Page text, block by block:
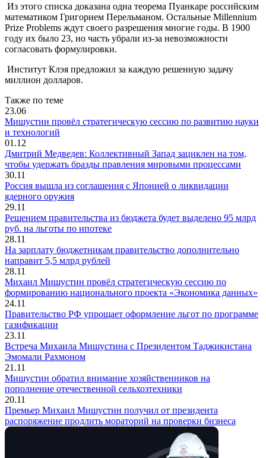
Из этого списка доказана одна теорема Пуанкаре российским
математиком Григорием Перельманом. Остальные Millennium
Prize Problems ждут своего разрешения многие годы. В 1900
году их было 23, но часть убрали из-за невозможности
согласовать формулировки.
Институт Клэя предложил за каждую решенную задачу
миллион долларов.
Также по теме
23.06
Мишустин провёл стратегическую сессию по развитию науки
и технологий
01.12
Дмитрий Медведев: Коллективный Запад зациклен на том,
чтобы удержать бразды правления мировыми процессами
30.11
Россия вышла из соглашения с Японией о ликвидации
ядерного оружия
29.11
Решением правительства из бюджета будет выделено 95 млрд
руб. на льготы по ипотеке
28.11
На зарплату бюджетникам правительство дополнительно
направит 5,5 млрд рублей
28.11
Михаил Мишустин провёл стратегическую сессию по
формированию национального проекта «Экономика данных»
24.11
Правительство РФ упрощает оформление льгот по программе
газификации
23.11
Встреча Михаила Мишустина с Президентом Таджикистана
Эмомали Рахмоном
21.11
Мишустин обратил внимание хозяйственников на
пополнение отечественной сельхозтехники
20.11
Премьер Михаил Мишустин получил от президента
распоряжение продлить мораторий на проверки бизнеса